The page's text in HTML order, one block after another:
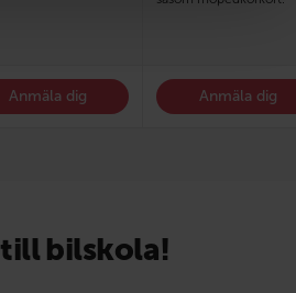
Anmäla dig Anmäla dig
till bilskola!